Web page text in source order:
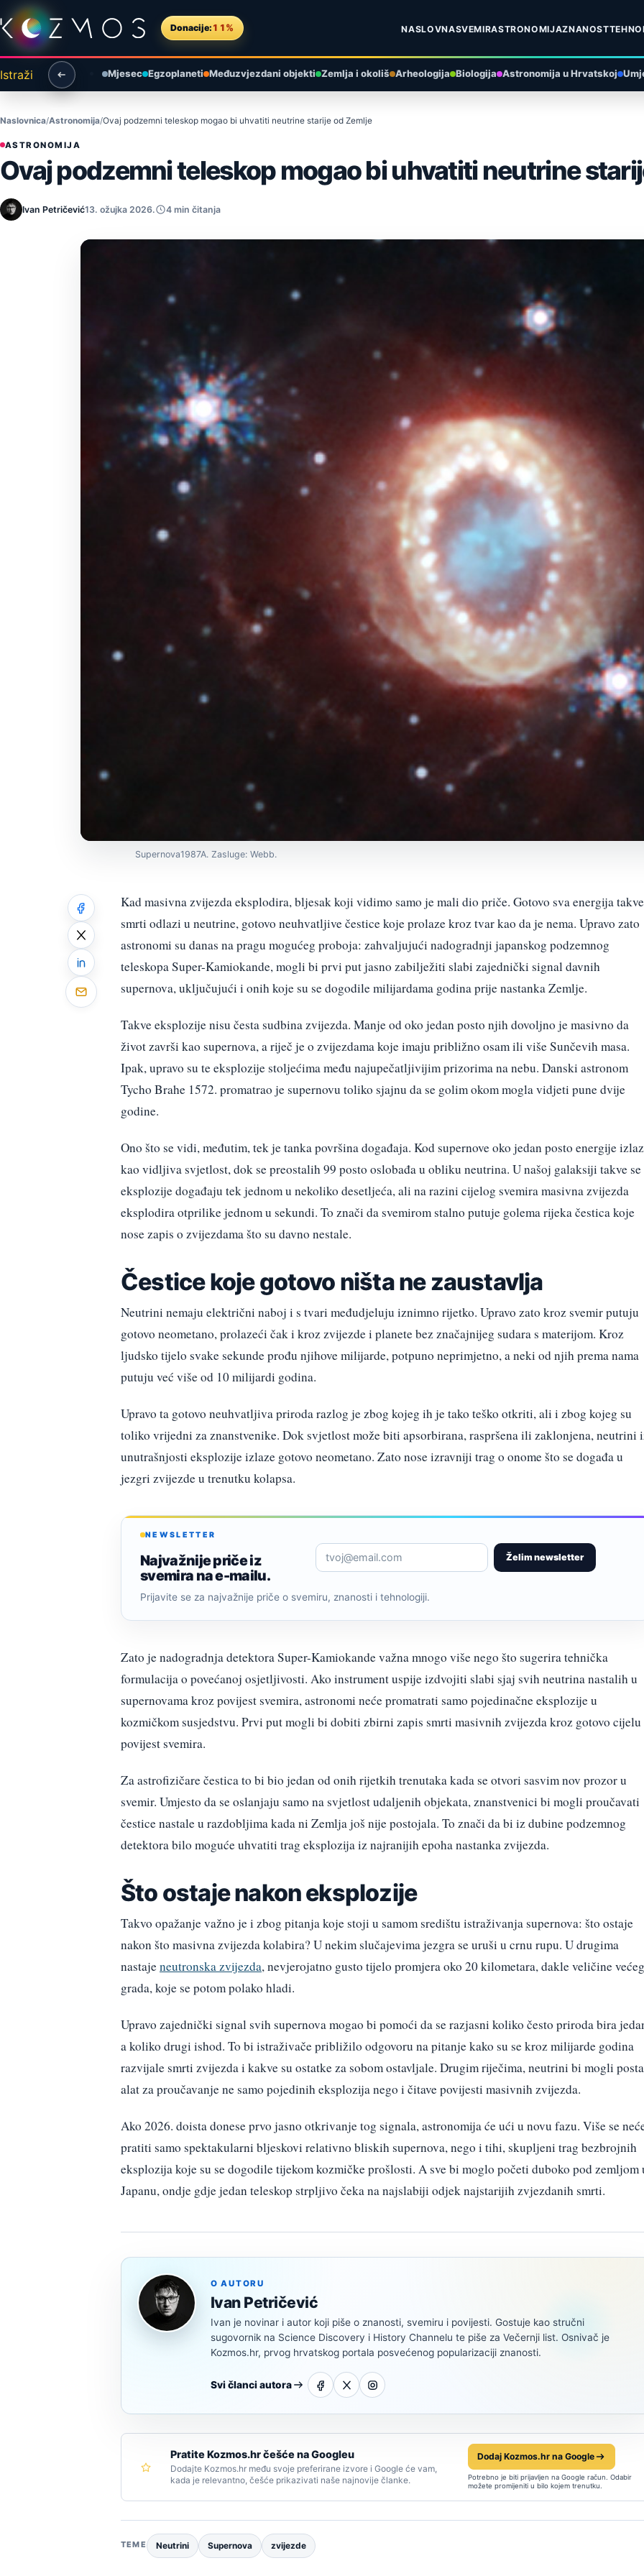
Preskoči na sadržaj
Donacije: 11% NASLOVNASVEMIRASTRONOMIJAZNANOST
Istraži Mjesec Egzoplaneti Međuzvjezdani objekti Zemlja i okoliš Arheologija Biologija Astronomija u Hrvatskoj
Naslovnica Astronomija Ovaj podzemni teleskop mogao bi uhvatiti neutrine starije od Zemlje
ASTRONOMIJA
Ovaj podzemni teleskop mogao bi uhvatiti neutrine
Ivan Petričević13. ožujka 2026. 4 min čitanja
Supernova1987A. Zasluge: Webb.
Kad masivna zvijezda eksplodira, bljesak koji vidimo samo je mali dio priče. Gotovo sva energija takve
smrti odlazi u neutrine, gotovo neuhvatljive čestice koje prolaze kroz tvar kao da je nema. Upravo zato
astronomi su danas na pragu mogućeg proboja: zahvaljujući nadogradnji japanskog podzemnog
teleskopa Super-Kamiokande, mogli bi prvi put jasno zabilježiti slabi zajednički signal davnih
supernova, uključujući i onih koje su se dogodile milijardama godina prije nastanka Zemlje.
Takve eksplozije nisu česta sudbina zvijezda. Manje od oko jedan posto njih dovoljno je masivno da
život završi kao supernova, a riječ je o zvijezdama koje imaju približno osam ili više Sunčevih masa.
Ipak, upravo su te eksplozije stoljećima među najupečatljivijim prizorima na nebu. Danski astronom
Tycho Brahe 1572. promatrao je supernovu toliko sjajnu da se golim okom mogla vidjeti pune dvije
godine.
Ono što se vidi, međutim, tek je tanka površina događaja. Kod supernove oko jedan posto energije
kao vidljiva svjetlost, dok se preostalih 99 posto oslobađa u obliku neutrina. U našoj galaksiji takve se
eksplozije događaju tek jednom u nekoliko desetljeća, ali na razini cijelog svemira masivna zvijezda
eksplodira otprilike jednom u sekundi. To znači da svemirom stalno putuje golema rijeka čestica koje
nose zapis o zvijezdama što su davno nestale.
Čestice koje gotovo ništa ne zaustavlja
Neutrini nemaju električni naboj i s tvari međudjeluju iznimno rijetko. Upravo zato kroz svemir putuju
gotovo neometano, prolazeći čak i kroz zvijezde i planete bez značajnijeg sudara s materijom. Kroz
ljudsko tijelo svake sekunde prođu njihove milijarde, potpuno neprimjetno, a neki od njih prema nama
putuju već više od 10 milijardi godina.
Upravo ta gotovo neuhvatljiva priroda razlog je zbog kojeg ih je tako teško otkriti, ali i zbog kojeg su
toliko vrijedni za znanstvenike. Dok svjetlost može biti apsorbirana, raspršena ili zaklonjena, neutrini
unutrašnjosti eksplozije izlaze gotovo neometano. Zato nose izravniji trag o onome što se događa u
jezgri zvijezde u trenutku kolapsa.
NEWSLETTER
Najvažnije priče iz
svemira na e-mailu.
Želim newsletter
Prijavite se za najvažnije priče o svemiru, znanosti i tehnologiji.
Zato je nadogradnja detektora Super-Kamiokande važna mnogo više nego što sugerira tehnička
formulacija o povećanoj osjetljivosti. Ako instrument uspije izdvojiti slabi sjaj svih neutrina nastalih u
supernovama kroz povijest svemira, astronomi neće promatrati samo pojedinačne eksplozije u
kozmičkom susjedstvu. Prvi put mogli bi dobiti zbirni zapis smrti masivnih zvijezda kroz gotovo cijelu
povijest svemira.
Za astrofizičare čestica to bi bio jedan od onih rijetkih trenutaka kada se otvori sasvim nov prozor u
svemir. Umjesto da se oslanjaju samo na svjetlost udaljenih objekata, znanstvenici bi mogli proučavati
čestice nastale u razdobljima kada ni Zemlja još nije postojala. To znači da bi iz dubine podzemnog
detektora bilo moguće uhvatiti trag eksplozija iz najranijih epoha nastanka zvijezda.
Što ostaje nakon eksplozije
Takvo opažanje važno je i zbog pitanja koje stoji u samom središtu istraživanja supernova: što ostaje
nakon što masivna zvijezda kolabira? U nekim slučajevima jezgra se uruši u crnu rupu. U drugima
nastajeneutronska zvijezda, nevjerojatno gusto tijelo promjera oko 20 kilometara, dakle veličine većeg
grada, koje se potom polako hladi.
Upravo zajednički signal svih supernova mogao bi pomoći da se razjasni koliko često priroda bira
a koliko drugi ishod. To bi istraživače približilo odgovoru na pitanje kako su se kroz milijarde godina
razvijale smrti zvijezda i kakve su ostatke za sobom ostavljale. Drugim riječima, neutrini bi mogli
alat za proučavanje ne samo pojedinih eksplozija nego i čitave povijesti masivnih zvijezda.
Ako 2026. doista donese prvo jasno otkrivanje tog signala, astronomija će ući u novu fazu. Više se
pratiti samo spektakularni bljeskovi relativno bliskih supernova, nego i tihi, skupljeni trag bezbrojnih
eksplozija koje su se dogodile tijekom kozmičke prošlosti. A sve bi moglo početi duboko pod zemljom
Japanu, ondje gdje jedan teleskop strpljivo čeka na najslabiji odjek najstarijih zvjezdanih smrti.
O AUTORU
Ivan Petričević
Ivan je novinar i autor koji piše o znanosti, svemiru i povijesti. Gostuje kao stručni
sugovornik na Science Discovery i History Channelu te piše za Večernji list. Osnivač je
Kozmos.hr, prvog hrvatskog portala posvećenog popularizaciji znanosti.
Svi članci autora
Pratite Kozmos.hr češće na Googleu
Dodajte Kozmos.hr među svoje preferirane izvore i Google će vam,
kada je relevantno, češće prikazivati naše najnovije članke.
Dodaj Kozmos.hr na Google
Potrebno je biti prijavljen na Google račun. Odabir
možete promijeniti u bilo kojem trenutku.
TEME Neutrini Supernova zvijezde